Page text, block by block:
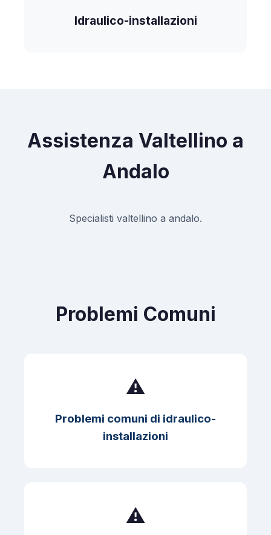
Idraulico-installazioni
Assistenza Valtellino a
Andalo
Specialisti valtellino a andalo.
Problemi Comuni
⚠️
Problemi comuni di idraulico-
installazioni
⚠️